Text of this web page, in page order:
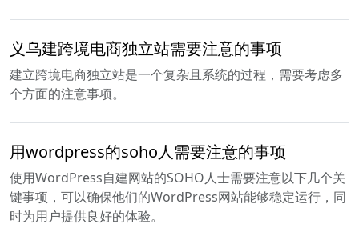
义乌建跨境电商独立站需要注意的事项
建立跨境电商独立站是一个复杂且系统的过程，需要考虑多
个方面的注意事项。
用wordpress的soho人需要注意的事项
使用WordPress自建网站的SOHO人士需要注意以下几个关
键事项，可以确保他们的WordPress网站能够稳定运行，同
时为用户提供良好的体验。